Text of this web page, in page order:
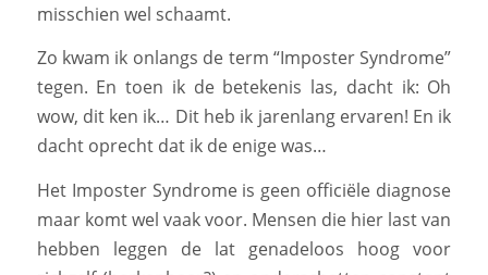
misschien wel schaamt.
Zo kwam ik onlangs de term “Imposter Syndrome”
tegen. En toen ik de betekenis las, dacht ik: Oh
wow, dit ken ik… Dit heb ik jarenlang ervaren! En ik
dacht oprecht dat ik de enige was…
Het Imposter Syndrome is geen officiële diagnose
maar komt wel vaak voor. Mensen die hier last van
hebben leggen de lat genadeloos hoog voor